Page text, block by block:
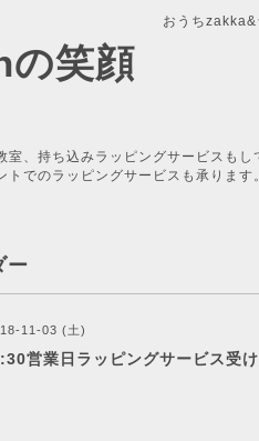
おうち
笑顔
、持ち込みラッピングサービスも
でのラッピングサービスも承ります。
ー
11-03 (土)
営業日ラッピングサービス受